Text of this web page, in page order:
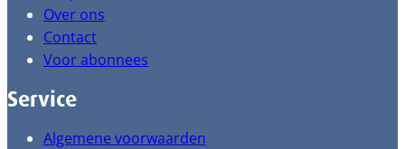
Over ons
Contact
Voor abonnees
Service
Algemene voorwaarden